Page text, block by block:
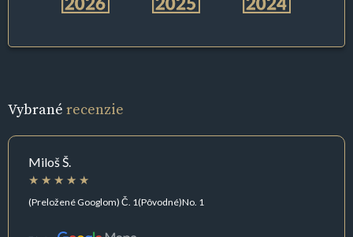
Vybrané recenzie
Miloš Š.
(Preložené Googlom) Č. 1(Pôvodné)No. 1